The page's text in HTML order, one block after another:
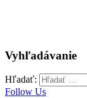
Vyhľadávanie
Hľadať:
Follow Us